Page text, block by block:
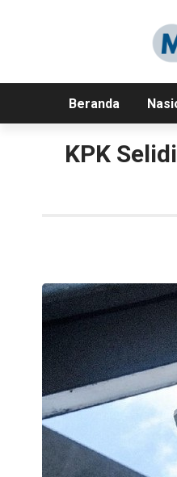
Beranda
KPK